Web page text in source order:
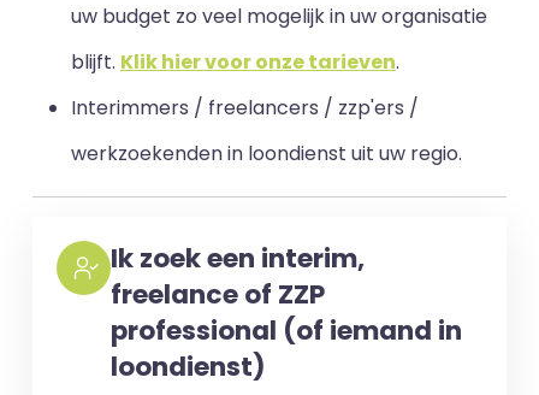
uw budget zo veel mogelijk in uw organisatie
blijft. Klik hier voor onze tarieven.
Interimmers / freelancers / zzp'ers /
werkzoekenden in loondienst uit uw regio.
Ik zoek een interim,
freelance of ZZP
professional (of iemand in
loondienst)